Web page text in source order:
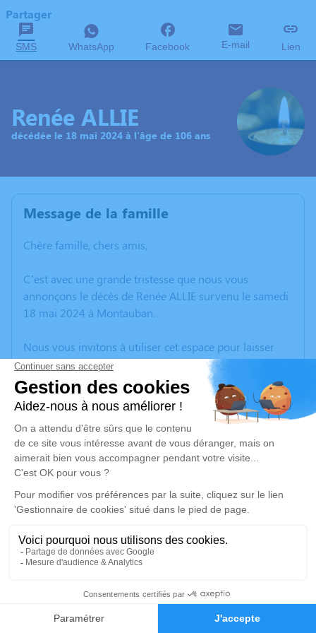
Faire-part Hommages
Partager
SMS WhatsApp Facebook E-mail Lien
Renée ALLIE
décédée le 18 mai 2024 à l'âge de 106 ans
Message de la famille
Chère famille, chers amis,
C’est avec une grande tristesse que nous vous
annonçons le décès de Renée ALLIE survenu le samedi
18 mai 2024 à Montauban.
Nous vous invitons à utiliser cet espace pour laisser
vos condoléances, partager des photos souvenirs, une
anecdote ou exprimer vos pensées à travers des
poèmes ou des textes. Cet endroit est un lieu
d'expression dédié à honorer la mémoire de Renée
ALLIE.
Un service de plantation d’arbre hommage est
disponible ici.
Je rends hommage
Cérémonie religieuse
Eglise Saint Jean Villenouvelle de Montauban
Grande Rue Villenouvelle